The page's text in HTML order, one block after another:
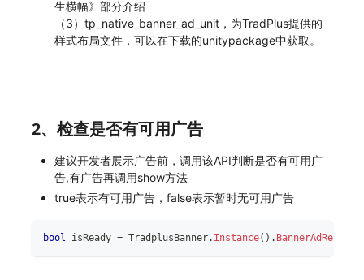
生横幅》部分介绍
（3）tp_native_banner_ad_unit，为TradPlus提供的
样式布局文件，可以在下载的unitypackage中获取。
2、检查是否有可用广告
建议开发者展示广告前，调用该API判断是否有可用广
告,有广告再调用show方法
true表示有可用广告，false表示暂时无可用广告
bool isReady = TradplusBanner. Instance( ) . BannerAdReady